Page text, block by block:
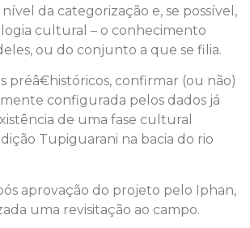
da categorização e, se possível,
cultural – o conhecimento
ou do conjunto a que se filia.
préâ€históricos, confirmar (ou não)
configurada pelos dados já
de uma fase cultural
Tupiguarani na bacia do rio
aprovação do projeto pelo Iphan,
uma revisitação ao campo.